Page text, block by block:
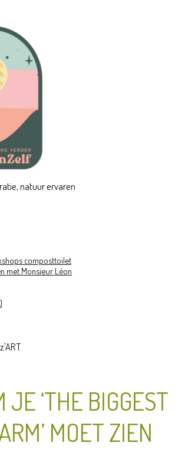
natuur ervaren
composttoilet
met Monsieur Léon
JE ‘THE BIGGEST
MOET ZIEN